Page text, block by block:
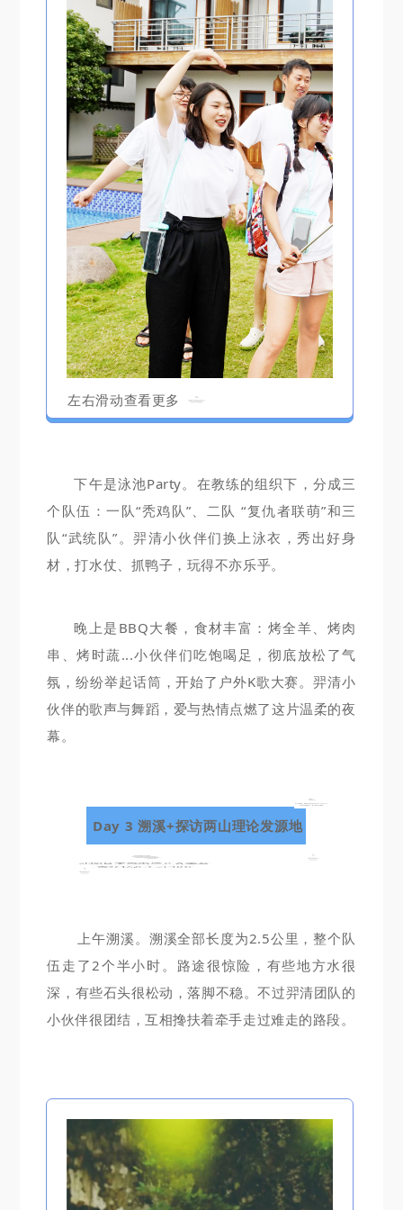
左右滑动查看更多
下午是泳池Party。在教练的组织下，分成三
个队伍：一队“秃鸡队”、二队 “复仇者联萌”和三
队“武统队”。羿清小伙伴们换上泳衣，秀出好身
材，打水仗、抓鸭子，玩得不亦乐乎。
晚上是BBQ大餐，食材丰富：烤全羊、烤肉
串、烤时蔬...小伙伴们吃饱喝足，彻底放松了气
氛，纷纷举起话筒，开始了户外K歌大赛。羿清小
伙伴的歌声与舞蹈，爱与热情点燃了这片温柔的夜
幕。
Day 3 溯溪+探访两山理论发源地
上午溯溪。溯溪全部长度为2.5公里，整个队
伍走了2个半小时。路途很惊险，有些地方水很
深，有些石头很松动，落脚不稳。不过羿清团队的
小伙伴很团结，互相搀扶着牵手走过难走的路段。